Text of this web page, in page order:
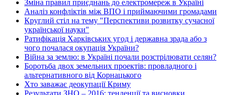
Зміна правил приєднань до електромереж в Україні
Аналіз конфліктів між ВПО і приймаючими громадами
Круглий стіл на тему "Перспективи розвитку сучасної
української науки"
Ратифікація Харківських угод і державна зрада або з
чого почалася окупація України?
Війна за землю: в Україні почали розстрілювати селян?
Боротьба двох земельних проектів: провладного і
альтернативного від Корнацького
Хто заважає деокупації Криму
Результати ЗНО – 2016: тенденції та висновки